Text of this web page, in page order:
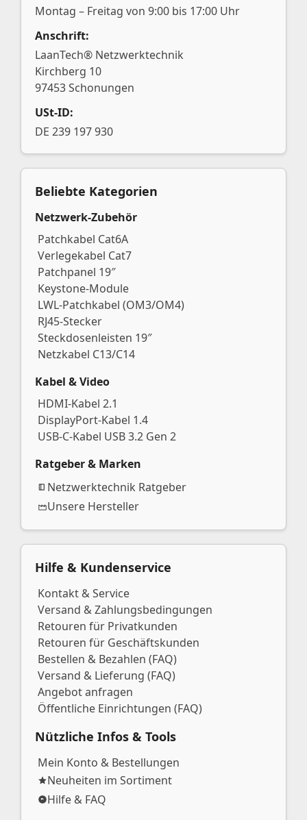
Montag – Freitag von 9:00 bis 17:00 Uhr
Anschrift:
LaanTech® Netzwerktechnik
Kirchberg 10
97453 Schonungen
USt-ID:
DE 239 197 930
Beliebte Kategorien
Netzwerk-Zubehör
Patchkabel Cat6A
Verlegekabel Cat7
Patchpanel 19″
Keystone-Module
LWL-Patchkabel (OM3/OM4)
RJ45-Stecker
Steckdosenleisten 19″
Netzkabel C13/C14
Kabel & Video
HDMI-Kabel 2.1
DisplayPort-Kabel 1.4
USB-C-Kabel USB 3.2 Gen 2
Ratgeber & Marken
Netzwerktechnik Ratgeber
Unsere Hersteller
Hilfe & Kundenservice
Kontakt & Service
Versand & Zahlungsbedingungen
Retouren für Privatkunden
Retouren für Geschäftskunden
Bestellen & Bezahlen (FAQ)
Versand & Lieferung (FAQ)
Angebot anfragen
Öffentliche Einrichtungen (FAQ)
Nützliche Infos & Tools
Mein Konto & Bestellungen
Neuheiten im Sortiment
Hilfe & FAQ